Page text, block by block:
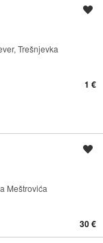
Trešnjevka
1 €
Meštrovića
30 €